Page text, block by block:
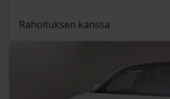
Rahoituksen kanssa